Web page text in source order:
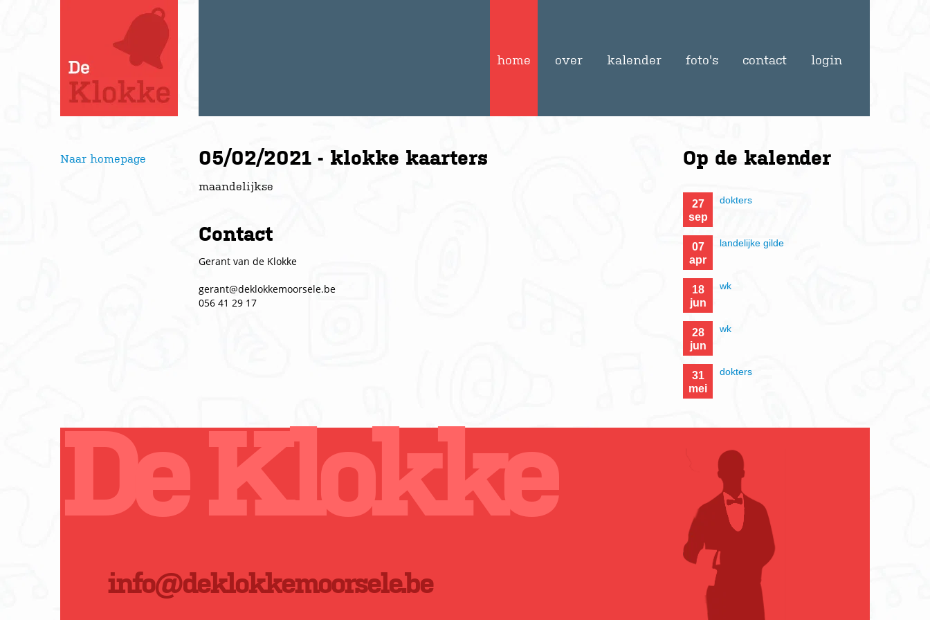
home over kalender foto's contact login
Naar homepage 05/02/2021 - klokke kaarters
maandelijkse
Contact
Gerant van de Klokke
gerant@deklokkemoorsele.be
056 41 29 17
Op de kalender
27
sep
dokters
07
apr
landelijke gilde
18
jun
wk
28
jun
wk
31
mei
dokters
De Klokke
info@deklokkemoorsele.be